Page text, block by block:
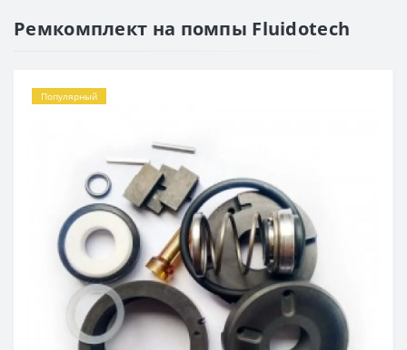
Ремкомплект на помпы Fluidotech
Популярный